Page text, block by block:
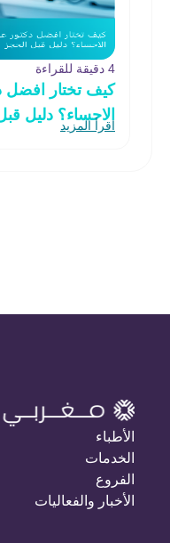
4 دقيقة للقراءة
كيف تختار افضل
الاحساء؟ دليل
اقرأ المزيد
الأطباء
الخدمات
الفروع
الأخبار والفعاليات